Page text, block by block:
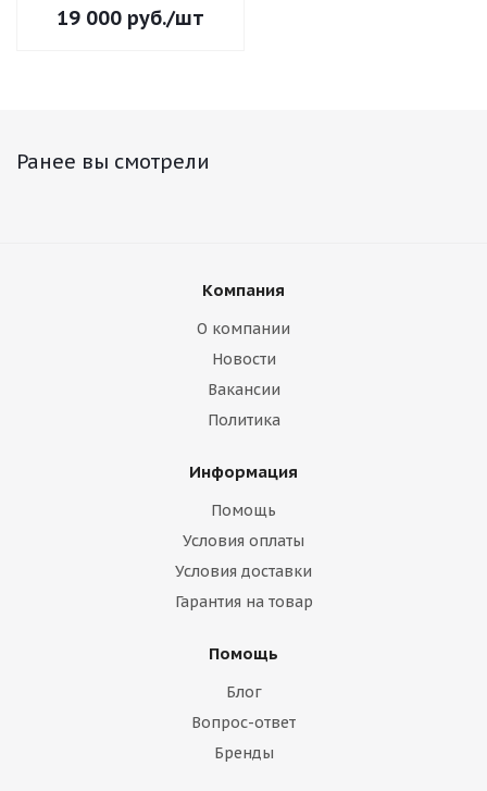
19 000 руб./шт
Ранее вы смотрели
Компания
О компании
Новости
Вакансии
Политика
Информация
Помощь
Условия оплаты
Условия доставки
Гарантия на товар
Помощь
Блог
Вопрос-ответ
Бренды